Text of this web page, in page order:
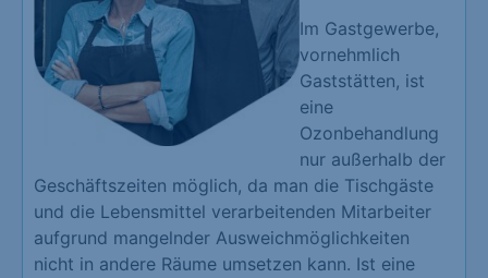
Im Gastgewerbe,
vornehmlich
Gaststätten, ist
eine
Ozonbehandlung
nur außerhalb der
Geschäftszeiten möglich, da man die Tischgäste
und die Lebensmittel verarbeitenden Mitarbeiter
aufgrund mangelnder Ausweichmöglichkeiten
nicht in andere Räume umsetzen kann. Ist eine